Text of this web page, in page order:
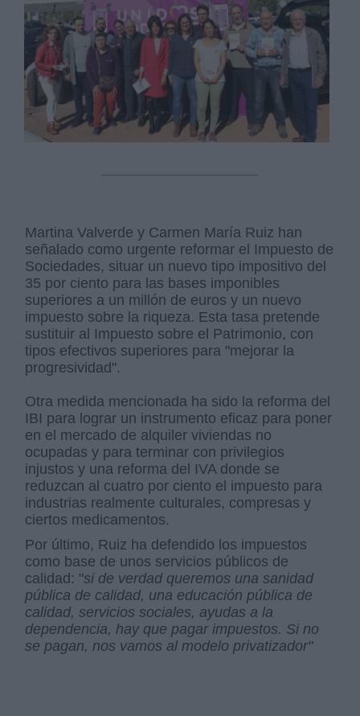
Martina Valverde y Carmen María Ruiz han
señalado como urgente reformar el Impuesto de
Sociedades, situar un nuevo tipo impositivo del
35 por ciento para las bases imponibles
superiores a un millón de euros y un nuevo
impuesto sobre la riqueza. Esta tasa pretende
sustituir al Impuesto sobre el Patrimonio, con
tipos efectivos superiores para "mejorar la
progresividad".
Otra medida mencionada ha sido la reforma del
IBI para lograr un instrumento eficaz para poner
en el mercado de alquiler viviendas no
ocupadas y para terminar con privilegios
injustos y una reforma del IVA donde se
reduzcan al cuatro por ciento el impuesto para
industrias realmente culturales, compresas y
ciertos medicamentos.
Por último, Ruiz ha defendido los impuestos
como base de unos servicios públicos de
calidad: "si de verdad queremos una sanidad
pública de calidad, una educación pública de
calidad, servicios sociales, ayudas a la
dependencia, hay que pagar impuestos. Si no
se pagan, nos vamos al modelo privatizador"
link
Información adicional
link